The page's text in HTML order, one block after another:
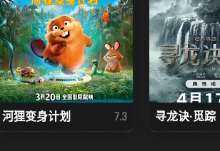
河狸变身计划 7.3 寻龙诀·觅踪